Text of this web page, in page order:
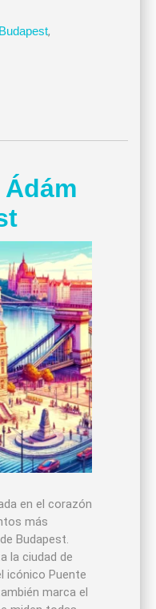
,
en el corazón
más
Budapest.
la ciudad de
icónico Puente
marca el